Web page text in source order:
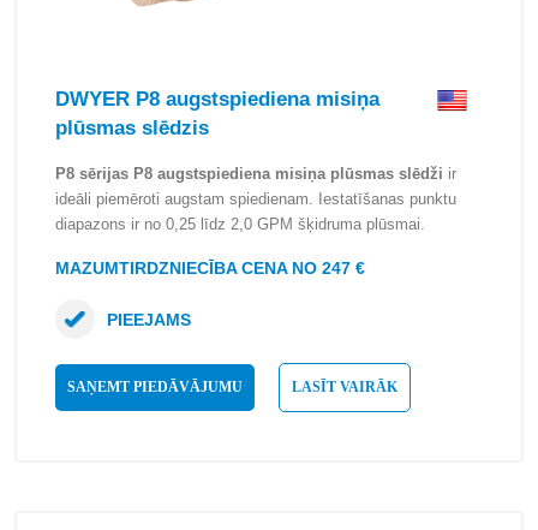
DWYER P8 augstspiediena misiņa
plūsmas slēdzis
P8 sērijas P8 augstspiediena misiņa plūsmas slēdži ir
ideāli piemēroti augstam spiedienam. Iestatīšanas punktu
diapazons ir no 0,25 līdz 2,0 GPM šķidruma plūsmai.
MAZUMTIRDZNIECĪBA CENA NO 247 €
SAŅEMT PIEDĀVĀJUMU LASĪT VAIRĀK
PIEEJAMS